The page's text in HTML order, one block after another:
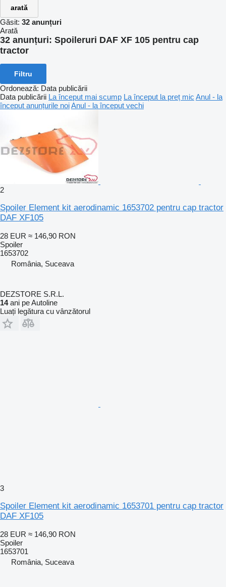
arată
Găsit: 32 anunțuri
Arată
32 anunțuri: Spoileruri DAF XF 105 pentru cap
tractor
Filtru
Ordonează: Data publicării
Data publicării La început mai scump La început la preț mic Anul - la
început anunțurile noiAnul - la început vechi
2
Spoiler Element kit aerodinamic 1653702 pentru cap tractor
DAF XF105
28 EUR ≈ 146,90 RON
Spoiler
1653702
România, Suceava
DEZSTORE S.R.L.
14ani pe Autoline
Luați legătura cu vânzătorul
3
Spoiler Element kit aerodinamic 1653701 pentru cap tractor
DAF XF105
28 EUR ≈ 146,90 RON
Spoiler
1653701
România, Suceava